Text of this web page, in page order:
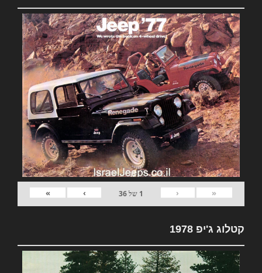
«
‹
1 של36
›
»
קטלוג ג'יפ 1978